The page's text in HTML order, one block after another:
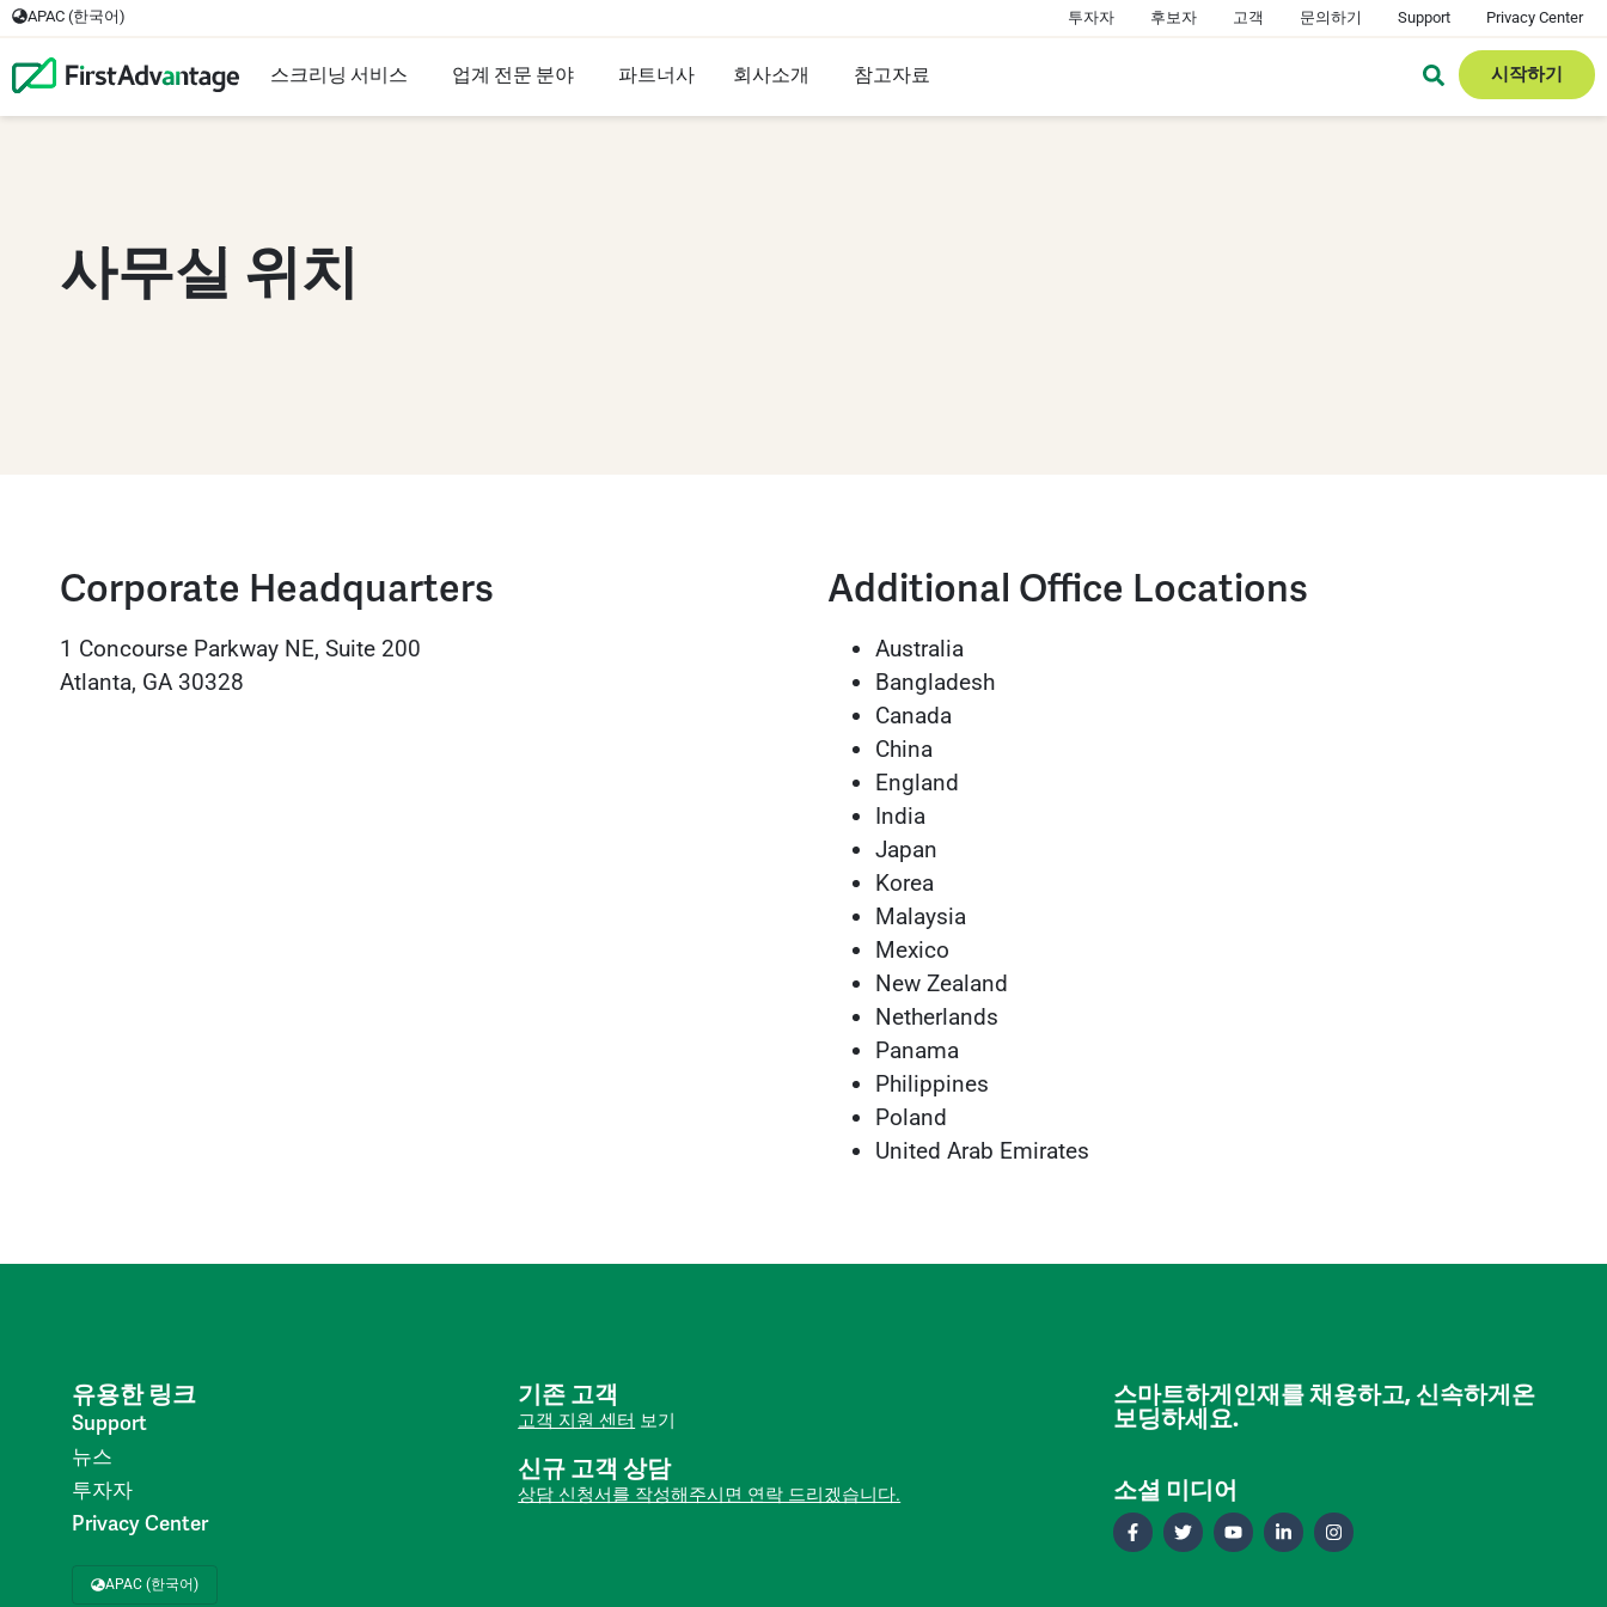
APAC (한국어) 투자자 후보자 고객 문의하기 Support Privacy Center
스크리닝 서비스 업계 전문 분야 파트너사 회사소개 참고자료 시작하기
사무실 위치
Corporate Headquarters
1 Concourse Parkway NE, Suite 200
Atlanta, GA 30328
Additional Office Locations
Australia
Bangladesh
Canada
China
England
India
Japan
Korea
Malaysia
Mexico
New Zealand
Netherlands
Panama
Philippines
Poland
United Arab Emirates
유용한 링크
Support
뉴스
투자자
Privacy Center
APAC (한국어)
기존 고객
고객 지원 센터 보기
신규 고객 상담
상담 신청서를 작성해주시면 연락 드리겠습니다.
스마트하게인재를 채용하고, 신속하게온
보딩하세요.
소셜 미디어